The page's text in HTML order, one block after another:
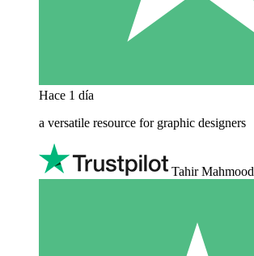
Hace 1 día
a versatile resource for graphic designers
Tahir Mahmood